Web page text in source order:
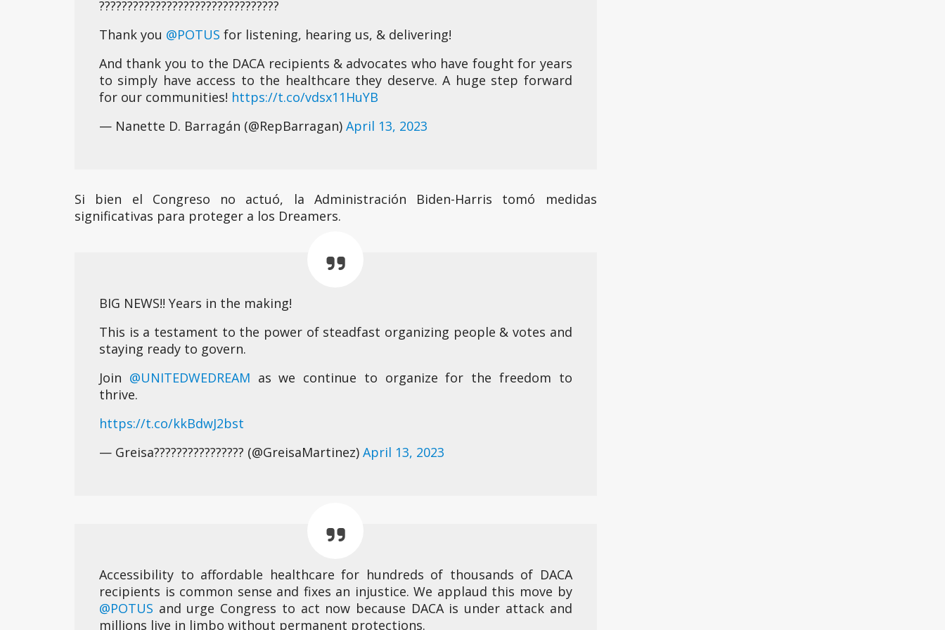
????????????????????????????????
Thank you @POTUS for listening, hearing us, & delivering!
And thank you to the DACA recipients & advocates who have fought for years
to simply have access to the healthcare they deserve. A huge step forward
for our communities! https://t.co/vdsx11HuYB
— Nanette D. Barragán (@RepBarragan) April 13, 2023
Si bien el Congreso no actuó, la Administración Biden-Harris tomó medidas
significativas para proteger a los Dreamers.
BIG NEWS!! Years in the making!
This is a testament to the power of steadfast organizing people & votes and
staying ready to govern.
Join ⁦ @UNITEDWEDREAM ⁩ as we continue to organize for the freedom to
thrive.
https://t.co/kkBdwJ2bst
— Greisa???????????????? (@GreisaMartinez) April 13, 2023
Accessibility to affordable healthcare for hundreds of thousands of DACA
recipients is common sense and fixes an injustice. We applaud this move by
@POTUS and urge Congress to act now because DACA is under attack and
millions live in limbo without permanent protections.